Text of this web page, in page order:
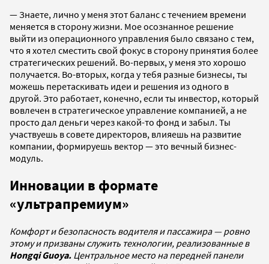
— Знаете, лично у меня этот баланс с течением времени
меняется в сторону жизни. Мое осознанное решение
выйти из операционного управления было связано с тем,
что я хотел сместить свой фокус в сторону принятия более
стратегических решений. Во-первых, у меня это хорошо
получается. Во-вторых, когда у тебя разные бизнесы, ты
можешь перетаскивать идеи и решения из одного в
другой. Это работает, конечно, если ты инвестор, который
вовлечен в стратегическое управление компанией, а не
просто дал деньги через какой-то фонд и забыл. Ты
участвуешь в совете директоров, влияешь на развитие
компании, формируешь вектор — это вечный бизнес-
модуль.
Инновации в формате
«ультрапремиум»
Комфорт и безопасность водителя и пассажира — ровно
этому и призваны служить технологии, реализованные в
Hongqi Guoya. Центральное место на передней панели